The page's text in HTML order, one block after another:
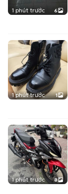
1 phút trước 6
1 phút trước 1
1 phút trước 8